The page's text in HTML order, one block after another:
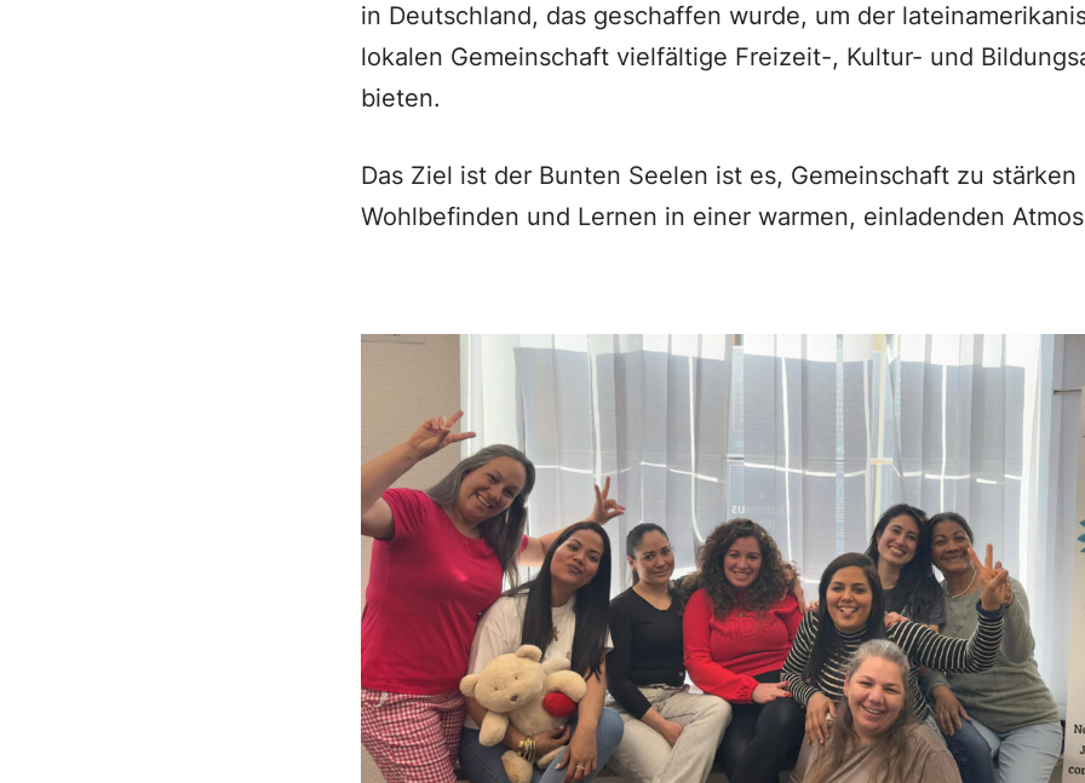
in Deutschland, das geschaffen wurde, um der
lokalen Gemeinschaft vielfältige Freizeit-, Kultur- und
bieten.
Das Ziel ist der Bunten Seelen ist es, Gemeinschaft zu
Wohlbefinden und Lernen in einer warmen, einladenden